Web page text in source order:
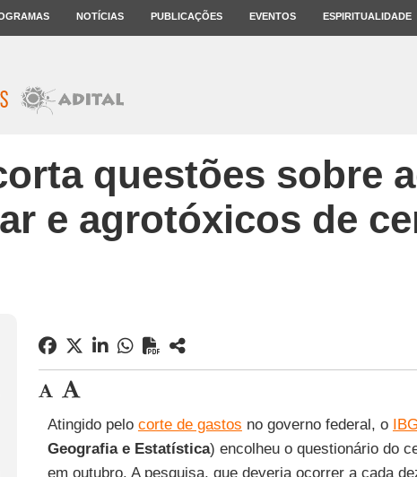
NOTÍCIAS PUBLICAÇÕES EVENTOS ESPIRITUALIDADE
questões sobre
e agrotóxicos de
Atingido pelo corte de gastos no governo federal, o
Geografia e Estatística) encolheu o questionário do
em outubro. A pesquisa, que deveria ocorrer a cada